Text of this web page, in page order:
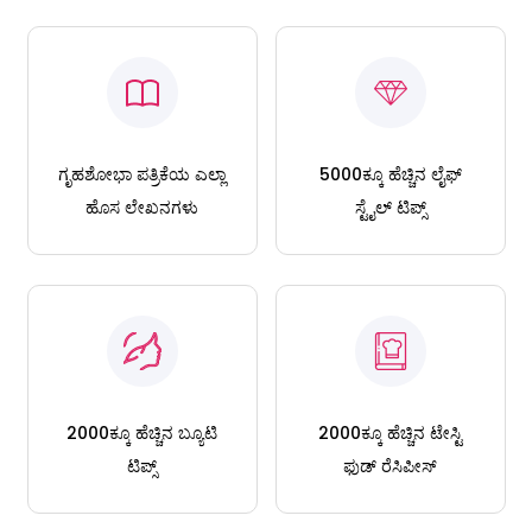
ಗೃಹಶೋಭಾ ಪತ್ರಿಕೆಯ ಎಲ್ಲಾ
ಹೊಸ ಲೇಖನಗಳು
5000ಕ್ಕೂ ಹೆಚ್ಚಿನ ಲೈಫ್
ಸ್ಟೈಲ್ ಟಿಪ್ಸ್
2000ಕ್ಕೂ ಹೆಚ್ಚಿನ ಬ್ಯೂಟಿ
ಟಿಪ್ಸ್
2000ಕ್ಕೂ ಹೆಚ್ಚಿನ ಟೇಸ್ಟಿ
ಫುಡ್ ರೆಸಿಪೀಸ್